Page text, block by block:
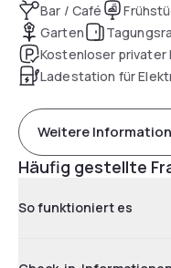
Bar / Café
Garten
Kostenloser privater
Ladestation für
Weitere
Häufig gestellte
So funktioniert es